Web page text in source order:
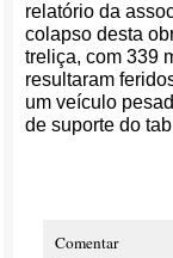
relatório da
colapso desta
treliça, com 339
resultaram
um veículo
de suporte do
Comentar